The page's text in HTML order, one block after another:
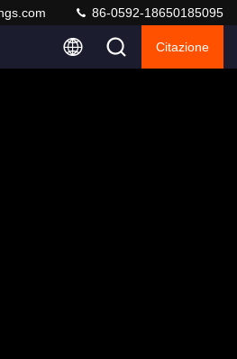
86-0592-18650185095
Citazione